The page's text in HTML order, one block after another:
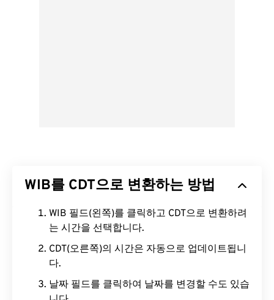
WIB를 CDT으로 변환하는 방법
WIB 필드(왼쪽)를 클릭하고 CDT으로 변환하려
는 시간을 선택합니다.
CDT(오른쪽)의 시간은 자동으로 업데이트됩니
다.
날짜 필드를 클릭하여 날짜를 변경할 수도 있습